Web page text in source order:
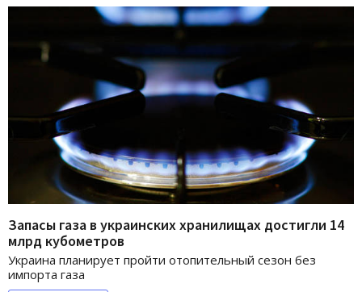
Запасы газа в украинских хранилищах достигли 14
млрд кубометров
Украина планирует пройти отопительный сезон без
импорта газа